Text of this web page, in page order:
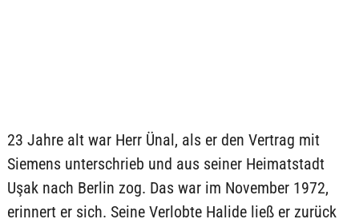
23 Jahre alt war Herr Ünal, als er den Vertrag mit
Siemens unterschrieb und aus seiner Heimatstadt
Uşak nach Berlin zog. Das war im November 1972,
erinnert er sich. Seine Verlobte Halide ließ er zurück